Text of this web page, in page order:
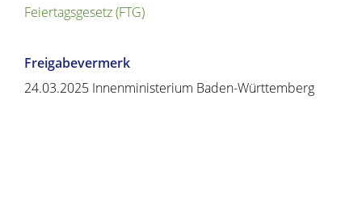
Feiertagsgesetz (FTG)
Freigabevermerk
24.03.2025 Innenministerium Baden-Württemberg